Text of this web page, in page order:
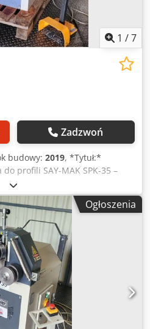
1 /7
Zadzwoń
budowy: 2019, *Tytuł:*
profili SAY-MAK SPK-35 –
zautomatyzowana
MAK*, model *SPK-35*.
2019 – numer seryjny:
400 V, trójfazowe -
gięcie rur
kątowników, profili
pedał nożny +
- *Stan*: bardzo dobry,
do prac metalowych,
konstrukcji szklanych,
renomowana turecka
Ogłoszenia